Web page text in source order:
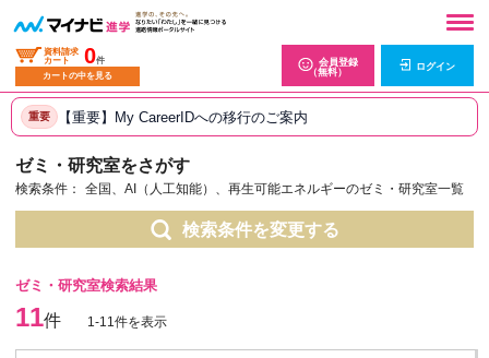
資料請求
カート
0件
カートの中を見る
会員登録
（無料）
ログイン
重要 【重要】My CareerIDへの移行のご案内
ゼミ・研究室をさがす
検索条件： 全国、AI（人工知能）、再生可能エネルギーのゼミ・研究室一覧
検索条件を変更する
ゼミ・研究室検索結果
11件 1-11件を表示